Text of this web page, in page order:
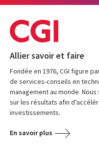
Allier savoir et faire
Fondée en 1976, CGI figure
de services-conseils en
management au monde.
sur les résultats afin
investissements.
En savoir plus